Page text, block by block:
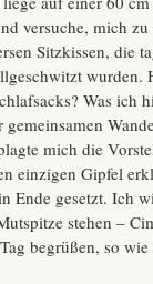
versuche, mich
Sitzkissen, die
wurden.
Was ich
mich die
einzigen Gipfel
Ende gesetzt. Ich
stehen –
begrüßen, so wie